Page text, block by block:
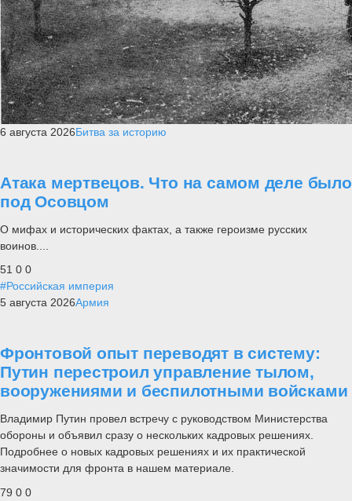
6 августа 2026Битва за историю
Атака мертвецов. Что на самом деле было
под Осовцом
О мифах и исторических фактах, а также героизме русских
воинов....
51 0 0
#Российская империя
5 августа 2026Армия
Фронтовой опыт переводят в систему:
Путин перестроил управление тылом,
вооружениями и беспилотными войсками
Владимир Путин провел встречу с руководством Министерства
обороны и объявил сразу о нескольких кадровых решениях.
Подробнее о новых кадровых решениях и их практической
значимости для фронта в нашем материале.
79 0 0